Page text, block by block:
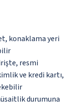
konaklama yeri
resmi
ve kredi kartı,
durumuna